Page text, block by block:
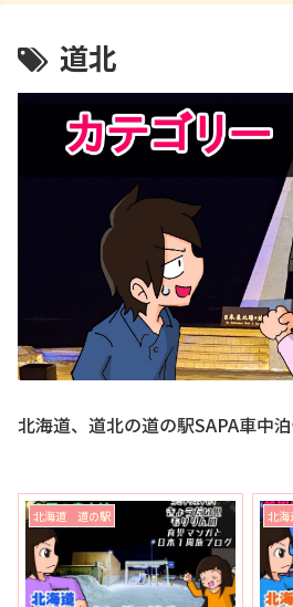
道北
北海道、道北の道の駅SAPA車中
北海道 道の駅 北